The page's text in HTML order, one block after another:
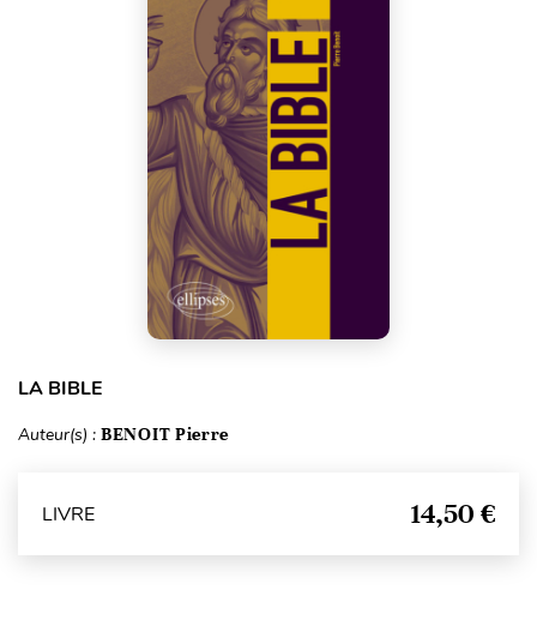
LA BIBLE
Auteur(s) : BENOIT Pierre
LIVRE 14,50 €